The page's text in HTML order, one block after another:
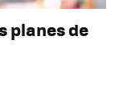
planes de